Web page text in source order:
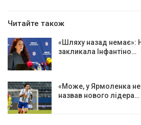
Читайте також
«Шляху назад немає»:
закликала Інфантіно…
«Може, у Ярмоленка не
назвав нового лідера…